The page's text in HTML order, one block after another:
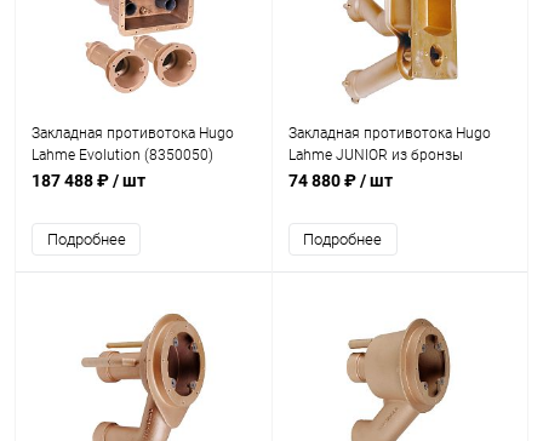
Закладная противотока Hugo
Lahme Evolution (8350050)
187 488 ₽/ шт
Подробнее
Закладная противотока Hugo
Lahme JUNIOR из бронзы
(8000050)
74 880 ₽/ шт
Подробнее